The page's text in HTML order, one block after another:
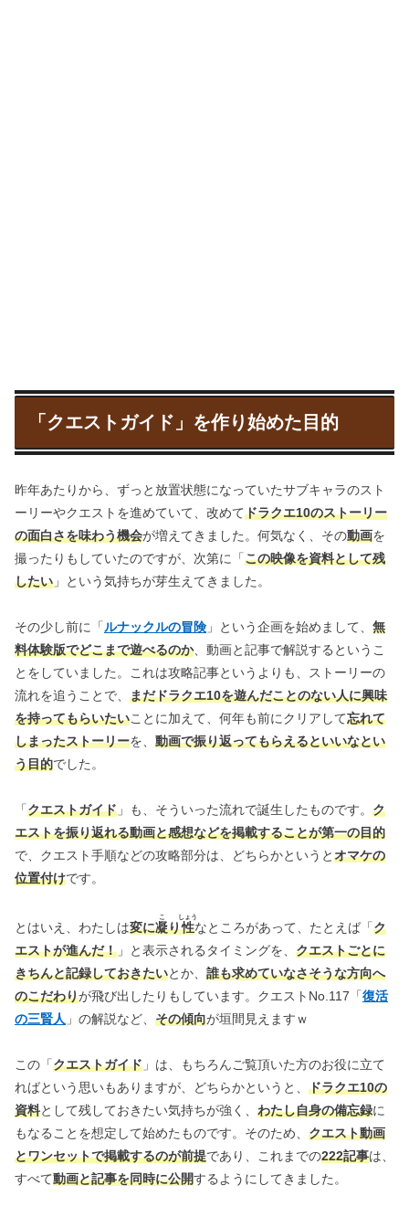
「クエストガイド」を作り始めた目的
昨年あたりから、ずっと放置状態になっていたサブキャラのスト
ーリーやクエストを進めていて、改めてドラクエ10のストーリー
の面白さを味わう機会が増えてきました。何気なく、その動画を
撮ったりもしていたのですが、次第に「この映像を資料として残
したい 」という気持ちが芽生えてきました。
その少し前に「ルナックルの冒険」という企画を始めまして、 無
料体験版でどこまで遊べるのか、動画と記事で解説するというこ
とをしていました。これは攻略記事というよりも、ストーリーの
流れを追うことで、 まだドラクエ10を遊んだことのない人に興味
を持ってもらいたいことに加えて、何年も前にクリアして忘れて
しまったストーリーを、 動画で振り返ってもらえるといいなとい
う目的でした。
「クエストガイド 」も、そういった流れで誕生したものです。 ク
エストを振り返れる動画と感想などを掲載することが第一の目的
で、クエスト手順などの攻略部分は、どちらかというとオマケの
位置付けです。
とはいえ、わたしは変に凝
こ
り性
しょう
なところがあって、たとえば「ク
エストが進んだ！ 」と表示されるタイミングを、 クエストごとに
きちんと記録しておきたいとか、 誰も求めていなさそうな方向へ
のこだわりが飛び出したりもしています。クエストNo.117「復活
の三賢人 」の解説など、 その傾向が垣間見えますｗ
この「クエストガイド 」は、もちろんご覧頂いた方のお役に立て
ればという思いもありますが、どちらかというと、 ドラクエ10の
資料として残しておきたい気持ちが強く、 わたし自身の備忘録に
もなることを想定して始めたものです。そのため、 クエスト動画
とワンセットで掲載するのが前提であり、これまでの222記事は、
すべて動画と記事を同時に公開するようにしてきました。